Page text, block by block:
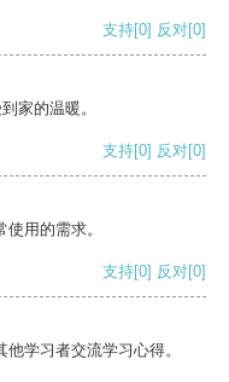
支持[0] 反对[0]
家的温暖。
支持[0] 反对[0]
用的需求。
支持[0] 反对[0]
学习者交流学习心得。